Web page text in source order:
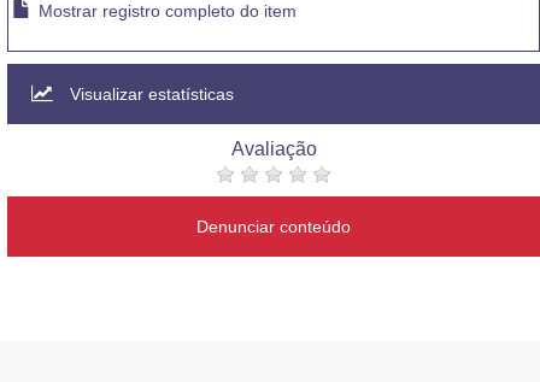
Mostrar registro completo do item
Visualizar estatísticas
Avaliação
Denunciar conteúdo